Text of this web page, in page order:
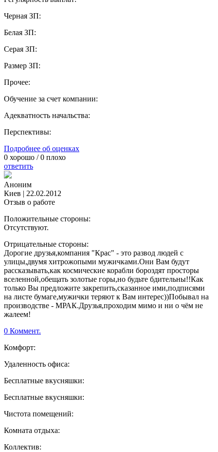
Черная ЗП:
Белая ЗП:
Серая ЗП:
Размер ЗП:
Прочее:
Обучение за счет компании:
Адекватность начальства:
Перспективы:
Подробнее об оценках
0 хорошо /0 плохо
ответить
Аноним
Киев | 22.02.2012
Отзыв о работе
Положительные стороны:
Отсутствуют.
Отрицательные стороны:
Дорогие друзья,компания "Крас" - это развод людей с
улицы,двумя хитрожопыми мужичками.Они Вам будут
рассказывать,как космические корабли бороздят просторы
вселенной,обещать золотые горы,но будьте бдительны!!Как
только Вы предложите закрепить,сказанное ими,подписями
на листе бумаге,мужички теряют к Вам интерес))Побывал на
производстве - МРАК.Друзья,проходим мимо и ни о чём не
жалеем!
0 Коммент.
Комфорт:
Удаленность офиса:
Бесплатные вкусняшки:
Бесплатные вкусняшки:
Чистота помещений:
Комната отдыха:
Коллектив: